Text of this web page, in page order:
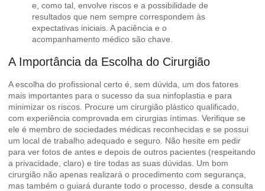
e, como tal, envolve riscos e a possibilidade de
resultados que nem sempre correspondem às
expectativas iniciais. A paciência e o
acompanhamento médico são chave.
A Importância da Escolha do Cirurgião
A escolha do profissional certo é, sem dúvida, um dos fatores
mais importantes para o sucesso da sua ninfoplastia e para
minimizar os riscos. Procure um cirurgião plástico qualificado,
com experiência comprovada em cirurgias íntimas. Verifique se
ele é membro de sociedades médicas reconhecidas e se possui
um local de trabalho adequado e seguro. Não hesite em pedir
para ver fotos de antes e depois de outros pacientes (respeitando
a privacidade, claro) e tire todas as suas dúvidas. Um bom
cirurgião não apenas realizará o procedimento com segurança,
mas também o guiará durante todo o processo, desde a consulta